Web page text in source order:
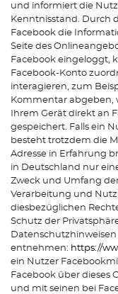
und informiert die
Kenntnisstand. Durch
Facebook die
Seite des
Facebook eingeloggt,
Facebook-Konto
interagieren, zum
Kommentar abgeben,
Ihrem Gerät direkt an
gespeichert. Falls ein
besteht trotzdem die
Adresse in Erfahrung
in Deutschland nur
Zweck und Umfang
Verarbeitung und
diesbezüglichen
Schutz der
entnehmen: https://
ein Nutzer
Facebook über dieses
und mit seinen bei